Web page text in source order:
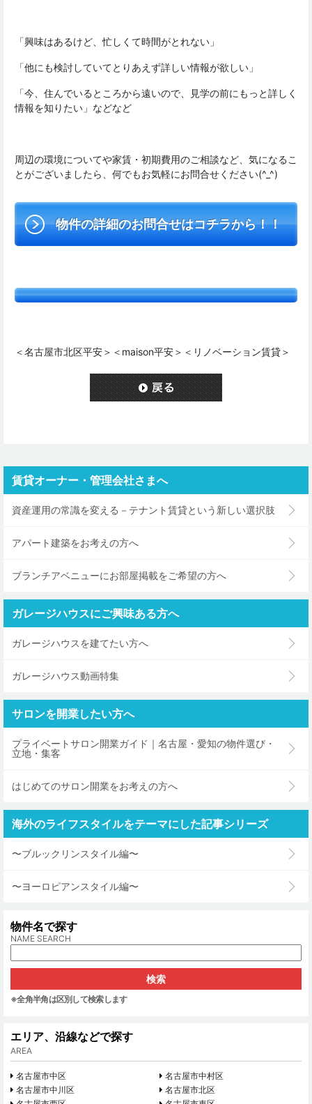
「興味はあるけど、忙しくて時間がとれない」
「他にも検討していてとりあえず詳しい情報が欲しい」
「今、住んでいるところから遠いので、見学の前にもっと詳しく
情報を知りたい」などなど
周辺の環境についてや家賃・初期費用のご相談など、気になるこ
とがございましたら、何でもお気軽にお問合せください(^_^)
物件の詳細のお問合せはコチラから！！
＜名古屋市北区平安＞＜maison平安＞＜リノベーション賃貸＞
賃貸オーナー・管理会社さまへ
資産運用の常識を変える－テナント賃貸という新しい選択肢
アパート建築をお考えの方へ
ブランチアベニューにお部屋掲載をご希望の方へ
ガレージハウスにご興味ある方へ
ガレージハウスを建てたい方へ
ガレージハウス動画特集
サロンを開業したい方へ
プライベートサロン開業ガイド｜名古屋・愛知の物件選び・
立地・集客
はじめてのサロン開業をお考えの方へ
海外のライフスタイルをテーマにした記事シリーズ
〜ブルックリンスタイル編〜
〜ヨーロピアンスタイル編〜
物件名で探す
NAME SEARCH
※全角半角は区別して検索します
エリア、沿線などで探す
AREA
名古屋市中区
名古屋市中村区
名古屋市中川区
名古屋市北区